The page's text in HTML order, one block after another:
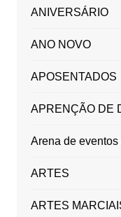
ANIVERSÁRIO
ANO NOVO
APOSENTADOS
APRENÇÃO DE
Arena de
ARTES
ARTES